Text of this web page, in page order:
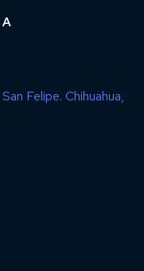
Felipe. Chihuahua,